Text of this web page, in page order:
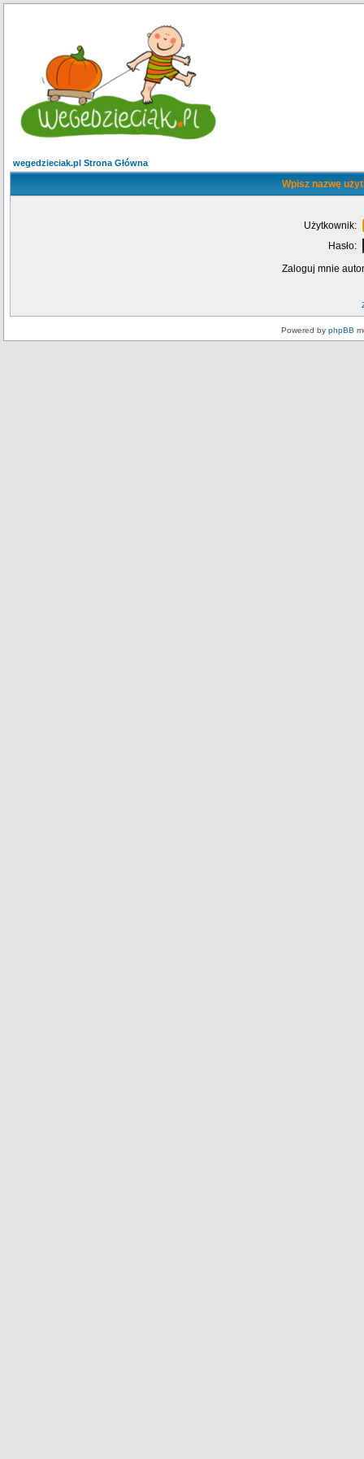
wegedzieciak.pl Strona Główna
Wpisz nazwę
Użytkownik:
Hasło:
Zaloguj mnie
Powered by phpBB